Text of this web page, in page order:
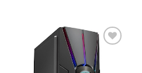
Add to
Wishlist